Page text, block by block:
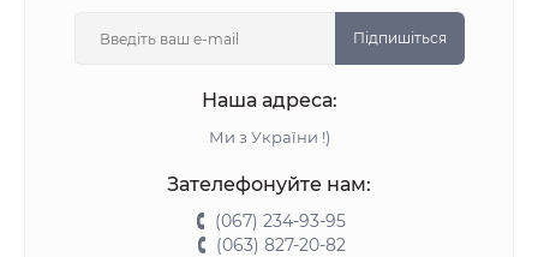
Підпишіться
Наша адреса:
Ми з України !)
Зателефонуйте нам:
(067) 234-93-95
(063) 827-20-82